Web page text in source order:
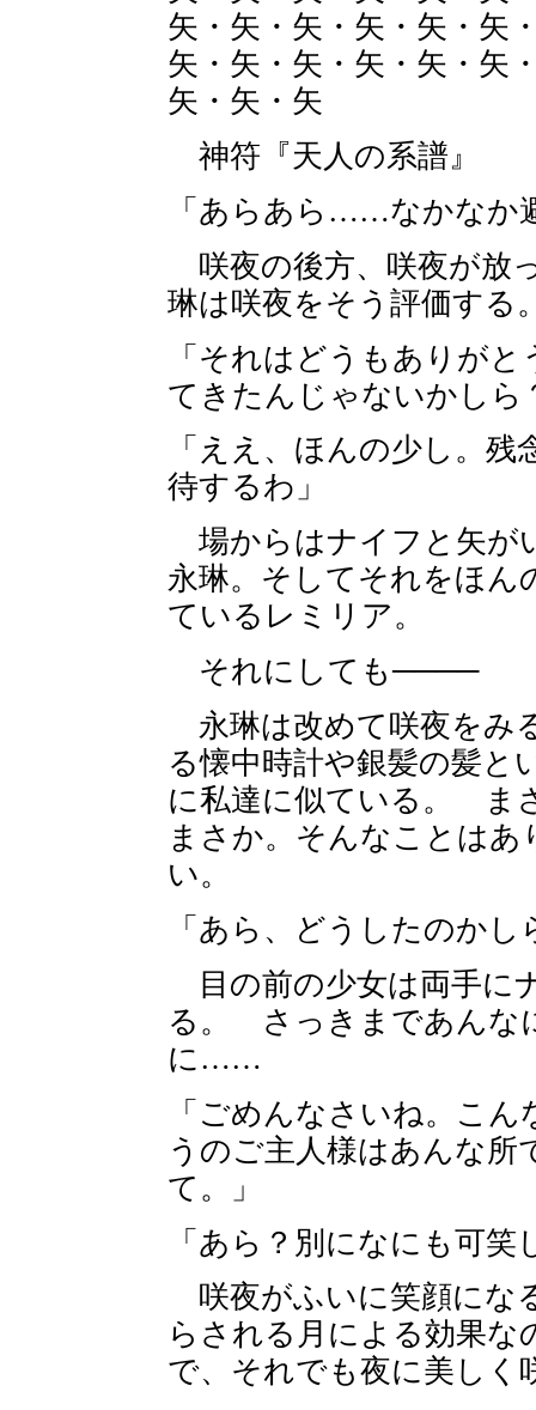
矢・矢・矢・矢・矢・矢
矢・矢・矢・矢・矢・矢
矢・矢・矢
神符『天人の系譜』
「あらあら……なかなか
咲夜の後方、咲夜が放
琳は咲夜をそう評価する
「それはどうもありが
てきたんじゃないかしら
「ええ、ほんの少し。
待するわ」
場からはナイフと矢が
永琳。そしてそれをほん
ているレミリア。
それにしても────
永琳は改めて咲夜をみ
る懐中時計や銀髪の髪
に私達に似ている。 ま
まさか。そんなことは
い。
「あら、どうしたのか
目の前の少女は両手に
る。 さっきまであんな
に……
「ごめんなさいね。こ
うのご主人様はあんな所
て。」
「あら？別になにも可
咲夜がふいに笑顔にな
らされる月による効果
で、それでも夜に美しく